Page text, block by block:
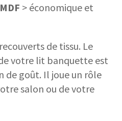
> économique et
de tissu. Le
votre lit banquette est
de goût. Il joue un rôle
salon ou de votre